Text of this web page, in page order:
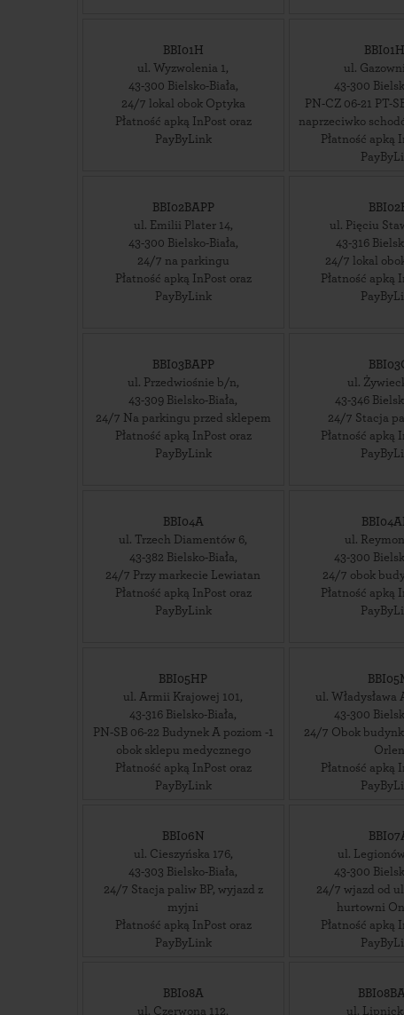
BBI01H
ul. Wyzwolenia 1 ,
43-300 Bielsko-Biała,
24/7 lokal obok Optyka
Płatność apką InPost oraz
PayByLink
ul.
43-300
PN-CZ 06-21 PT-
naprzeciwko
Płatność apką
BBI02BAPP
ul. Emilii Plater 14,
43-300 Bielsko-Biała,
24/7 na parkingu
Płatność apką InPost oraz
PayByLink
ul. Pięciu
43-316
24/7 lokal
Płatność apką
BBI03BAPP
ul. Przedwiośnie b/n,
43-309 Bielsko-Biała,
24/7 Na parkingu przed sklepem
Płatność apką InPost oraz
PayByLink
ul.
43-346
24/7 Stacja
Płatność apką
BBI04A
ul. Trzech Diamentów 6,
43-382 Bielsko-Biała,
24/7 Przy markecie Lewiatan
Płatność apką InPost oraz
PayByLink
ul.
43-300
24/7 obok
Płatność apką
BBI05HP
ul. Armii Krajowej 101 ,
43-316 Bielsko-Biała,
PN-SB 06-22 Budynek A poziom -1
obok sklepu medycznego
Płatność apką InPost oraz
PayByLink
ul. Władysława
43-300
24/7 Obok
Orlen
Płatność apką
BBI06N
ul. Cieszyńska 176,
43-303 Bielsko-Biała,
24/7 Stacja paliw BP, wyjazd z
myjni
Płatność apką InPost oraz
PayByLink
ul.
43-300
24/7 wjazd od
hurtowni
Płatność apką
BBI08A
ul. Czerwona 112,
ul.